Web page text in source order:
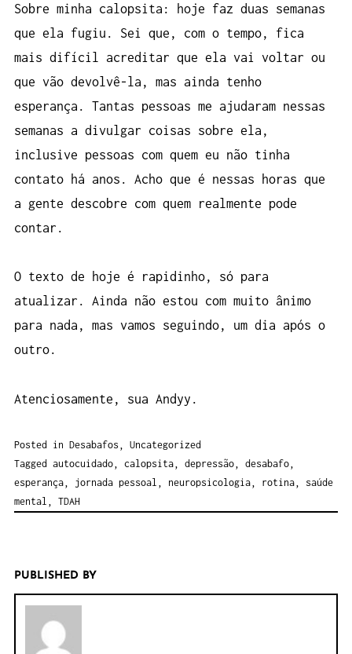
Sobre minha calopsita: hoje faz duas semanas
que ela fugiu. Sei que, com o tempo, fica
mais difícil acreditar que ela vai voltar ou
que vão devolvê-la, mas ainda tenho
esperança. Tantas pessoas me ajudaram nessas
semanas a divulgar coisas sobre ela,
inclusive pessoas com quem eu não tinha
contato há anos. Acho que é nessas horas que
a gente descobre com quem realmente pode
contar.
O texto de hoje é rapidinho, só para
atualizar. Ainda não estou com muito ânimo
para nada, mas vamos seguindo, um dia após o
outro.
Atenciosamente, sua Andyy.
Posted in Desabafos , Uncategorized
Tagged autocuidado, calopsita, depressão, desabafo,
esperança, jornada pessoal , neuropsicologia, rotina, saúde
mental , TDAH
PUBLISHED BY